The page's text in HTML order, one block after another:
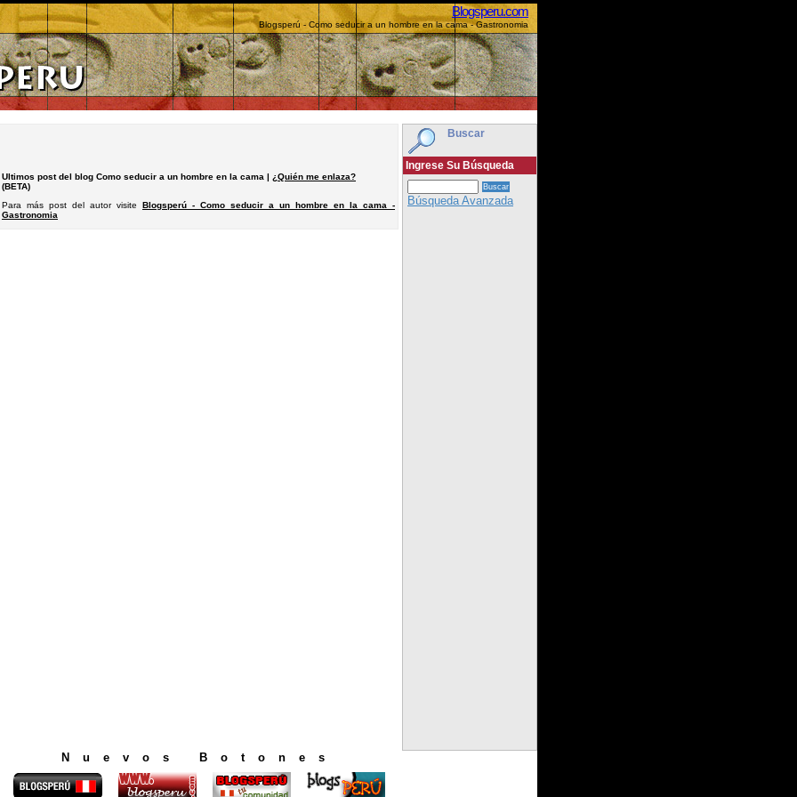
Blogsperu.com
Blogsperú - Como seducir a un hombre en la cama - Gastronomia
Buscar
Ingrese Su Búsqueda
Búsqueda Avanzada
Ultimos post del blog Como seducir a un hombre en la cama | ¿Quién me enlaza?
(BETA)
Para más post del autor visite Blogsperú - Como seducir a un hombre en la cama -
Gastronomia
Nuevos Botones